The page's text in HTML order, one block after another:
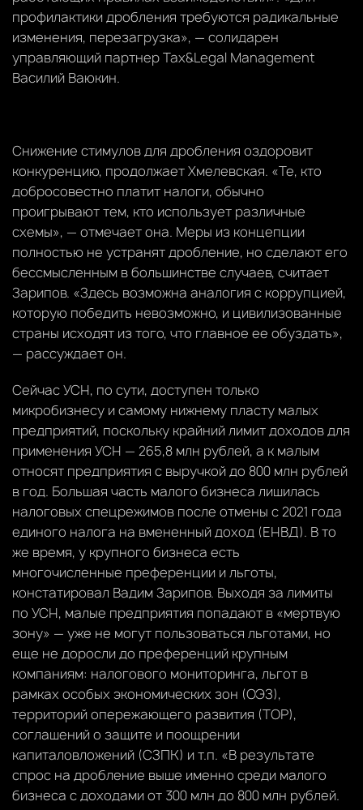
профилактики дробления требуются радикальные
изменения, перезагрузка», — солидарен
управляющий партнер Tax&Legal Management
Василий Ваюкин.
Снижение стимулов для дробления оздоровит
конкуренцию, продолжает Хмелевская. «Те, кто
добросовестно платит налоги, обычно
проигрывают тем, кто использует различные
схемы», — отмечает она. Меры из концепции
полностью не устранят дробление, но сделают его
бессмысленным в большинстве случаев, считает
Зарипов. «Здесь возможна аналогия с коррупцией,
которую победить невозможно, и цивилизованные
страны исходят из того, что главное ее обуздать»,
— рассуждает он.
Сейчас УСН, по сути, доступен только
микробизнесу и самому нижнему пласту малых
предприятий, поскольку крайний лимит доходов для
применения УСН — 265,8 млн рублей, а к малым
относят предприятия с выручкой до 800 млн рублей
в год. Большая часть малого бизнеса лишилась
налоговых спецрежимов после отмены с 2021 года
единого налога на вмененный доход (ЕНВД). В то
же время, у крупного бизнеса есть
многочисленные преференции и льготы,
констатировал Вадим Зарипов. Выходя за лимиты
по УСН, малые предприятия попадают в «мертвую
зону» — уже не могут пользоваться льготами, но
еще не доросли до преференций крупным
компаниям: налогового мониторинга, льгот в
рамках особых экономических зон (ОЭЗ),
территорий опережающего развития (ТОР),
соглашений о защите и поощрении
капиталовложений (СЗПК) и т.п. «В результате
спрос на дробление выше именно среди малого
бизнеса с доходами от 300 млн до 800 млн рублей.